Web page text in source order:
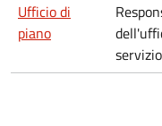
Ufficio di
piano
servizio